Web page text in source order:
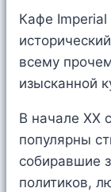
Кафе Imperial
всему
изысканной
В начале XX
популярны
собиравшие
политиков,